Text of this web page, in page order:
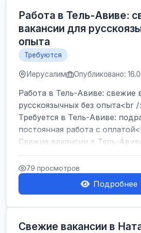
Работа в Тель-Авиве:
вакансии для
опыта
Требуются
Иерусалим Опубликовано:
Работа в Тель-Авиве: свежие
русскоязычных без опыта<br /
Требуется в Тель-Авиве:
постоянная работа с
Свежие вакансии в Тель-
и женщин от хозя...
79 просмотров
Подробнее
Свежие вакансии в